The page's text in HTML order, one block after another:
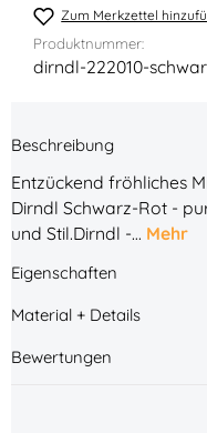
Zum Merkzettel
Produktnummer:
dirndl-222010-
Beschreibung
Entzückend fröhliches
Dirndl Schwarz-Rot -
und Stil.Dirndl -… Mehr
Eigenschaften
Material + Details
Bewertungen